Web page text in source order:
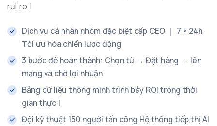
rủi ro |
Dịch vụ cá nhân nhóm đặc biệt cấp CEO ｜ 7 × 24h
Tối ưu hóa chiến lược động
3 bước để hoàn thành: Chọn từ → Đặt hàng → lên
mạng và chờ lợi nhuận
Bảng dữ liệu thông minh trình bày ROI trong thời
gian thực |
Đội kỹ thuật 150 người tấn công Hệ thống tiếp thị AI